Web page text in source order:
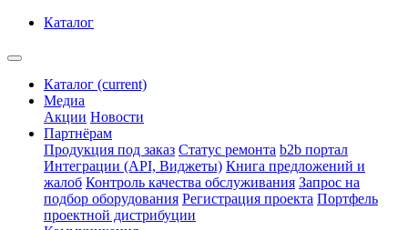
Каталог
Каталог (current)
Медиа
Акции Новости
Партнёрам
Продукция под заказ Статус ремонта b2b портал
Интеграции (API, Виджеты) Книга предложений и
жалоб Контроль качества обслуживания Запрос на
подбор оборудования Регистрация проекта Портфель
проектной дистрибуции